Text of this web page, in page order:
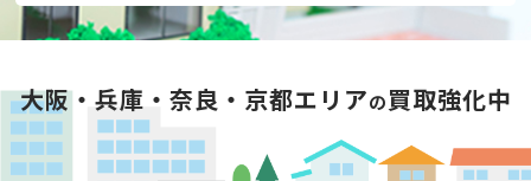
大阪・兵庫・奈良・京都エリアの買取強化中